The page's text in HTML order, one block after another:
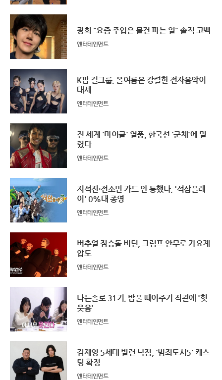
광희 "요즘 주업은 물건 파는 일" 솔직 고백
엔터테인먼트
K팝 걸그룹, 올여름은 강렬한 전자음악이
대세
엔터테인먼트
전 세계 '마이클' 열풍, 한국선 '군체'에 밀
렸다
엔터테인먼트
지석진·전소민 카드 안 통했나, '석삼플레
이' 0%대 종영
엔터테인먼트
버추얼 짐승돌 비던, 크럼프 안무로 가요계
압도
엔터테인먼트
나는솔로 31기, 밥풀 떼어주기 직관에 '헛
웃음'
엔터테인먼트
김재영 5세대 빌런 낙점, '범죄도시5' 캐스
팅 확정
엔터테인먼트